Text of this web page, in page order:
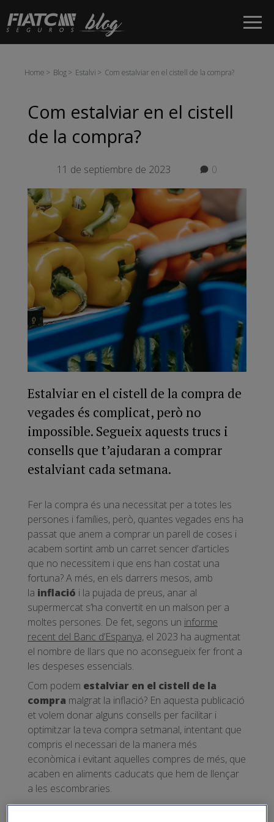
Salta al contingut principal
Home Blog Estalvi Com estalviar en el cistell de la compra?
Com estalviar en el cistell
de la compra?
11 de septiembre de 2023 0
Estalviar en el cistell de la compra de
vegades és complicat, però no
impossible. Segueix aquests trucs i
consells que t’ajudaran a comprar
estalviant cada setmana.
Fer la compra és una necessitat per a totes les
persones i famílies, però, quantes vegades ens ha
passat que anem a comprar un parell de coses i
acabem sortint amb un carret sencer d’articles
que no necessitem i que ens han costat una
fortuna? A més, en els darrers mesos, amb
la inflació i la pujada de preus, anar al
supermercat s’ha convertit en un malson per a
moltes persones. De fet, segons un informe
recent del Banc d’Espanya, el 2023 ha augmentat
el nombre de llars que no aconsegueix fer front a
les despeses essencials.
Com podem estalviar en el cistell de la
compra malgrat la inflació? En aquesta publicació
et volem donar alguns consells per facilitar i
optimitzar la teva compra setmanal, intentant que
compris el necessari de la manera més
econòmica i evitant aquelles compres de més, que
acaben en aliments caducats que hem de llençar
a les escombraries.